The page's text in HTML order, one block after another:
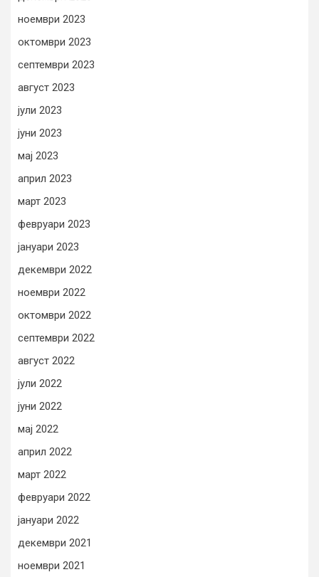
ноември 2023
октомври 2023
септември 2023
август 2023
јули 2023
јуни 2023
мај 2023
април 2023
март 2023
февруари 2023
јануари 2023
декември 2022
ноември 2022
октомври 2022
септември 2022
август 2022
јули 2022
јуни 2022
мај 2022
април 2022
март 2022
февруари 2022
јануари 2022
декември 2021
ноември 2021